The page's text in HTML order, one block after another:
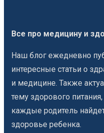
Все про медицину и
Наш блог ежедневно
интересные статьи о
и медицине. Также
тему здорового
каждые родитель
здоровье ребенка.